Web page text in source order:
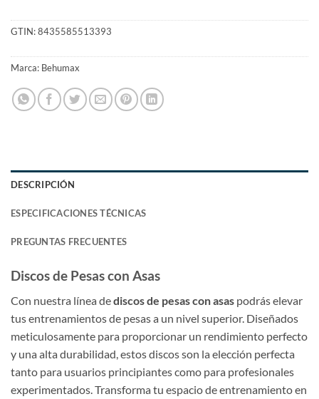
GTIN:8435585513393
Marca: Behumax
DESCRIPCIÓN
ESPECIFICACIONES TÉCNICAS
PREGUNTAS FRECUENTES
Discos de Pesas con Asas
Con nuestra línea dediscos de pesas con asas podrás elevar
tus entrenamientos de pesas a un nivel superior. Diseñados
meticulosamente para proporcionar un rendimiento perfecto
y una alta durabilidad, estos discos son la elección perfecta
tanto para usuarios principiantes como para profesionales
experimentados. Transforma tu espacio de entrenamiento en